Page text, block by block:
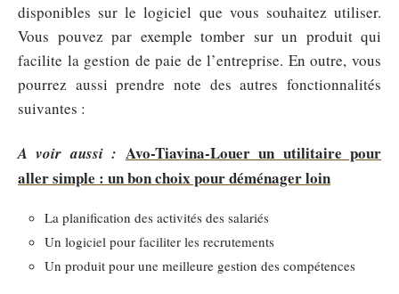
disponibles sur le logiciel que vous souhaitez utiliser.
Vous pouvez par exemple tomber sur un produit qui
facilite la gestion de paie de l’entreprise. En outre, vous
pourrez aussi prendre note des autres fonctionnalités
suivantes :
A voir aussi : Avo-Tiavina-Louer un utilitaire pour
aller simple : un bon choix pour déménager loin
La planification des activités des salariés
Un logiciel pour faciliter les recrutements
Un produit pour une meilleure gestion des compétences